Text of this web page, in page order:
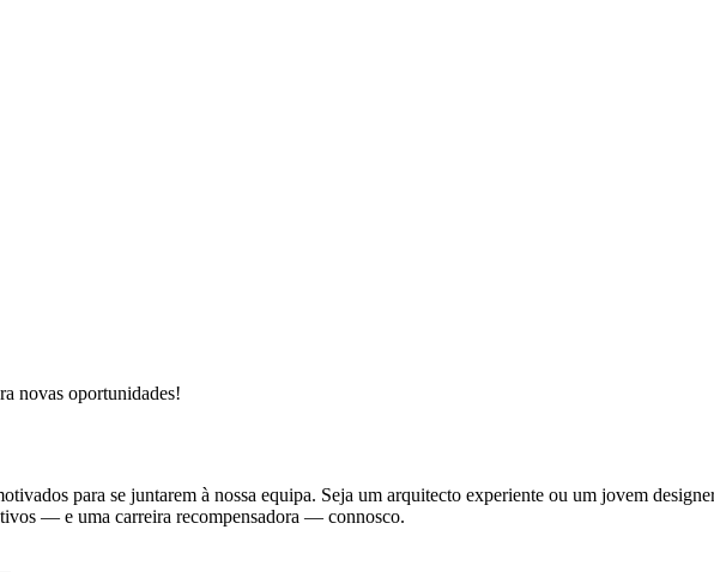
novas oportunidades!
para se juntarem à nossa equipa. Seja um arquitecto experiente ou um jovem
— e uma carreira recompensadora — connosco.